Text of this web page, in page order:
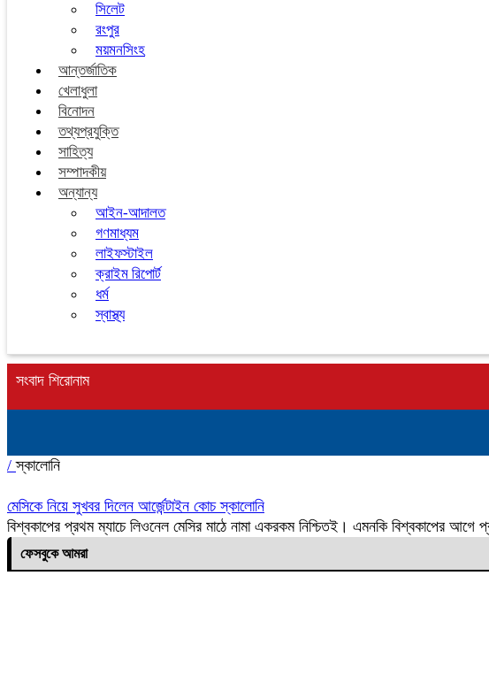
সিলেট
রংপুর
ময়মনসিংহ
আন্তর্জাতিক
খেলাধুলা
বিনোদন
তথ্যপ্রযুক্তি
সাহিত্য
সম্পাদকীয়
অন্যান্য
আইন-আদালত
গণমাধ্যম
লাইফস্টাইল
ক্রাইম রিপোর্ট
ধর্ম
স্বাস্থ্য
সংবাদ শিরোনাম
/স্কালোনি
মেসিকে নিয়ে সুখবর দিলেন আর্জেন্টাইন কোচ স্কালোনি
বিশ্বকাপের প্রথম ম্যাচে লিওনেল মেসির মাঠে নামা একরকম নিশ্চিতই। এমনকি বিশ্বকাপের আগে
ফেসবুকে আমরা